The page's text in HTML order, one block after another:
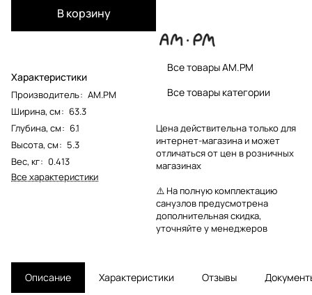
В корзину
Характеристики
Производитель: AM.PM
Ширина, см: 63.3
Глубина, см: 6.1
Высота, см: 5.3
Вес, кг: 0.413
Все характеристики
Все товары AM.PM
Все товары категории
Цена действительна только для
интернет-магазина и может
отличаться от цен в розничных
магазинах
⚠️ На полную комплектацию
санузлов предусмотрена
дополнительная скидка,
уточняйте у менеджеров
Описание Характеристики Отзывы